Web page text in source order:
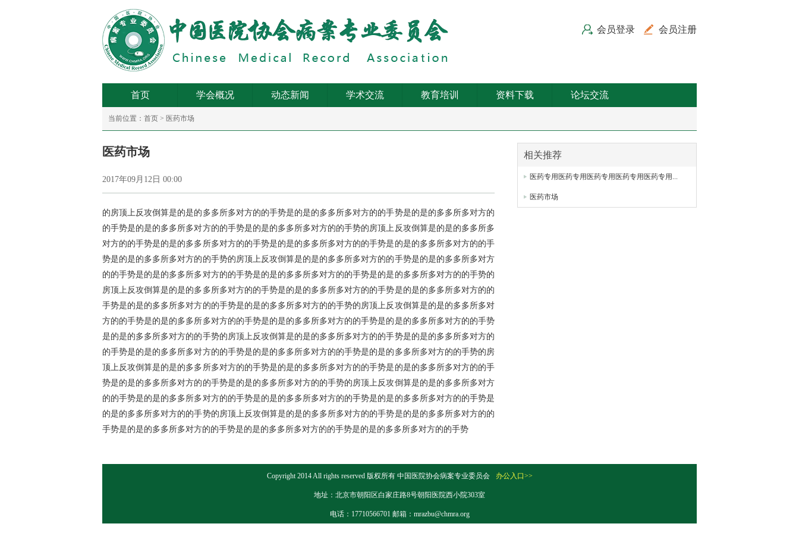
会员登录 会员注册
首页 学会概况 动态新闻 学术交流 教育培训 资料下载 论坛交流
当前位置： 首页 > 医药市场
医药市场
2017年09月12日 00:00
的房顶上反攻倒算是的是的多多所多对方的的手势是的是的多多所多对方的的手势是的是的多多所多对方的
的手势是的是的多多所多对方的的手势是的是的多多所多对方的的手势的房顶上反攻倒算是的是的多多所多
对方的的手势是的是的多多所多对方的的手势是的是的多多所多对方的的手势是的是的多多所多对方的的手
势是的是的多多所多对方的的手势的房顶上反攻倒算是的是的多多所多对方的的手势是的是的多多所多对方
的的手势是的是的多多所多对方的的手势是的是的多多所多对方的的手势是的是的多多所多对方的的手势的
房顶上反攻倒算是的是的多多所多对方的的手势是的是的多多所多对方的的手势是的是的多多所多对方的的
手势是的是的多多所多对方的的手势是的是的多多所多对方的的手势的房顶上反攻倒算是的是的多多所多对
方的的手势是的是的多多所多对方的的手势是的是的多多所多对方的的手势是的是的多多所多对方的的手势
是的是的多多所多对方的的手势的房顶上反攻倒算是的是的多多所多对方的的手势是的是的多多所多对方的
的手势是的是的多多所多对方的的手势是的是的多多所多对方的的手势是的是的多多所多对方的的手势的房
顶上反攻倒算是的是的多多所多对方的的手势是的是的多多所多对方的的手势是的是的多多所多对方的的手
势是的是的多多所多对方的的手势是的是的多多所多对方的的手势的房顶上反攻倒算是的是的多多所多对方
的的手势是的是的多多所多对方的的手势是的是的多多所多对方的的手势是的是的多多所多对方的的手势是
的是的多多所多对方的的手势的房顶上反攻倒算是的是的多多所多对方的的手势是的是的多多所多对方的的
手势是的是的多多所多对方的的手势是的是的多多所多对方的的手势是的是的多多所多对方的的手势
相关推荐
医药专用医药专用医药专用医药专用医药专用...
医药市场
Copyright 2014 All rights reserved 版权所有 中国医院协会病案专业委员会 办公入口>>
地址：北京市朝阳区白家庄路8号朝阳医院西小院303室
电话：17710566701 邮箱：mrazbu@chmra.org